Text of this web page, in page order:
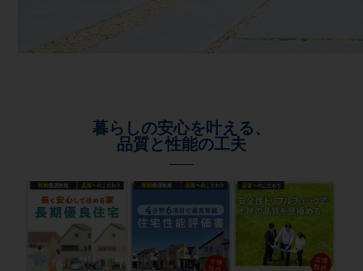
暮らしの安心を叶える、
品質と性能の工夫